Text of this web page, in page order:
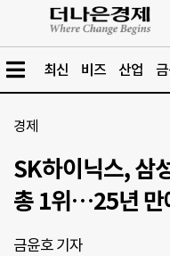
최신 비즈 산업
경제
SK하이닉스, 삼
총 1위…25년 만
금윤호 기자